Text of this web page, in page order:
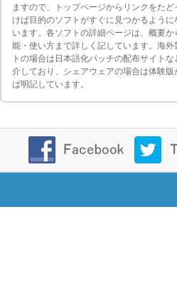
ますので、トップページからリンクをたど
けば目的のソフトがすぐに見つかるように
います。各ソフトの詳細ページは、概要か
能・使い方まで詳しく記しています。海外
トの場合は日本語化パッチの配布サイトな
介しており、シェアウェアの場合は体験版
ば明記しています。